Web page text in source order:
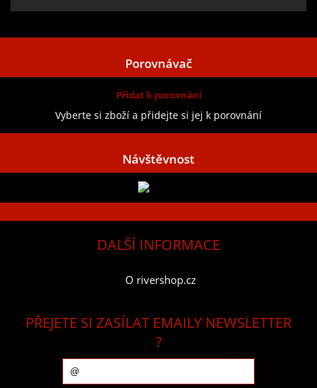
Porovnávač
Přidat k porovnání
Vyberte si zboží a přidejte si jej k porovnání
Návštěvnost
DALŠÍ INFORMACE
O rivershop.cz
PŘEJETE SI ZASÍLAT EMAILY NEWSLETTER
?